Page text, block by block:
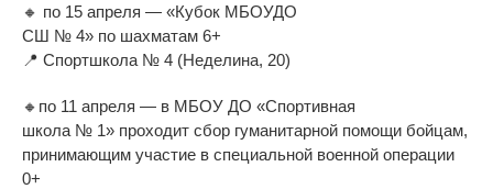
🔸 по 15 апреля — «Кубок МБОУДО
СШ № 4» по шахматам 6+
📍 Спортшкола № 4 (Неделина, 20)
🔸 по 11 апреля — в МБОУ ДО «Спортивная
школа № 1» проходит сбор гуманитарной помощи бойцам,
принимающим участие в специальной военной операции
0+